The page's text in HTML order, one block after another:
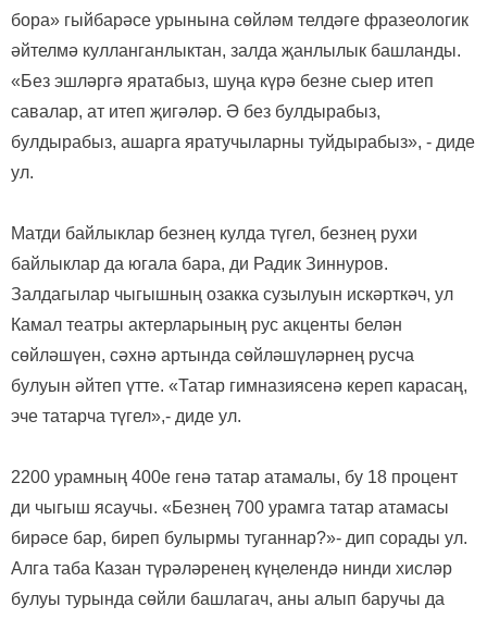
бора» гыйбарәсе урынына сөйләм телдәге фразеологик
әйтелмә кулланганлыктан, залда җанлылык башланды.
«Без эшләргә яратабыз, шуңа күрә безне сыер итеп
савалар, ат итеп җигәләр. Ә без булдырабыз,
булдырабыз, ашарга яратучыларны туйдырабыз», - диде
ул.
Матди байлыклар безнең кулда түгел, безнең рухи
байлыклар да югала бара, ди Радик Зиннуров.
Залдагылар чыгышның озакка сузылуын искәрткәч, ул
Камал театры актерларының рус акценты белән
сөйләшүен, сәхнә артында сөйләшүләрнең русча
булуын әйтеп үтте. «Татар гимназиясенә кереп карасаң,
эче татарча түгел»,- диде ул.
2200 урамның 400е генә татар атамалы, бу 18 процент
ди чыгыш ясаучы. «Безнең 700 урамга татар атамасы
бирәсе бар, биреп булырмы туганнар?»- дип сорады ул.
Алга таба Казан түрәләренең күңелендә нинди хисләр
булуы турында сөйли башлагач, аны алып баручы да